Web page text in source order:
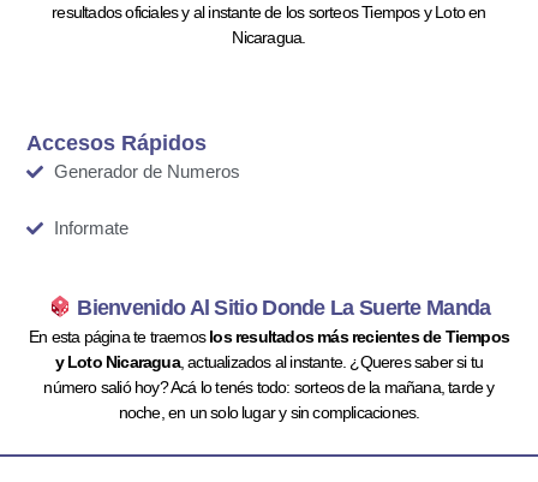
resultados oficiales y al instante de los sorteos Tiempos y Loto en
Nicaragua.
Accesos Rápidos
Generador de Numeros
Informate
Bienvenido Al Sitio Donde La Suerte Manda
En esta página te traemoslos resultados más recientes de Tiempos
y Loto Nicaragua, actualizados al instante. ¿Queres saber si tu
número salió hoy? Acá lo tenés todo: sorteos de la mañana, tarde y
noche, en un solo lugar y sin complicaciones.